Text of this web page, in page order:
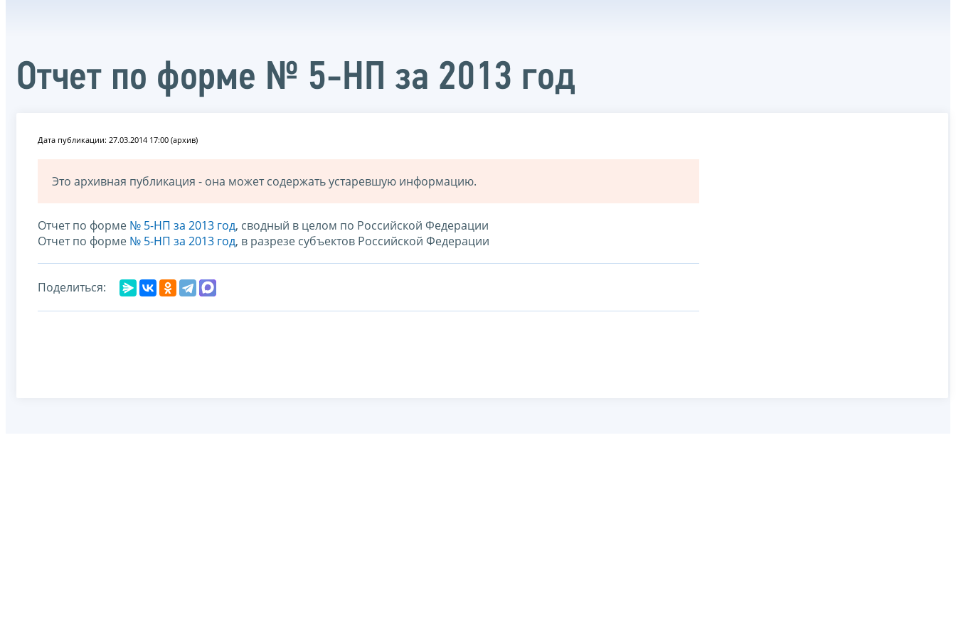
Отчет по форме № 5-НП за 2013 год
Дата публикации: 27.03.2014 17:00 (архив)
Это архивная публикация - она может содержать устаревшую информацию.
Отчет по форме № 5-НП за 2013 год, сводный в целом по Российской Федерации
Отчет по форме № 5-НП за 2013 год, в разрезе субъектов Российской Федерации
Поделиться: